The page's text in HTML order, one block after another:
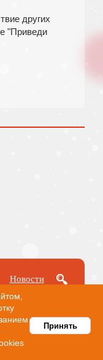
других
"Приведи
Новости
Принять